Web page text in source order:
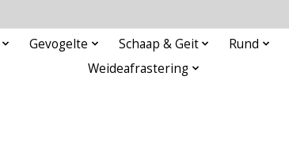
Gevogelte Schaap & Geit Rund
Weideafrastering